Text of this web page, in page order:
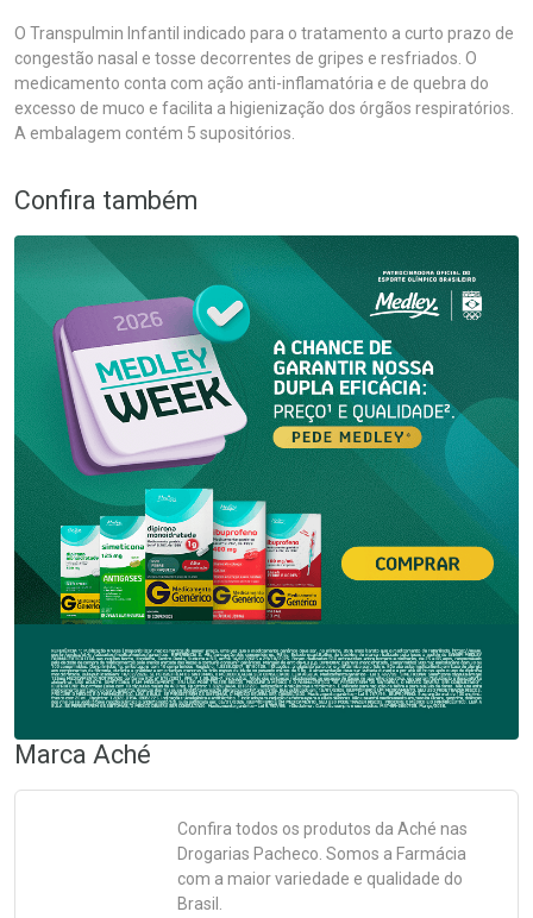
O Transpulmin Infantil indicado para o tratamento a curto prazo de
congestão nasal e tosse decorrentes de gripes e resfriados. O
medicamento conta com ação anti-inflamatória e de quebra do
excesso de muco e facilita a higienização dos órgãos respiratórios.
A embalagem contém 5 supositórios.
Confira também
Marca Aché
Confira todos os produtos da Aché nas
Drogarias Pacheco. Somos a Farmácia
com a maior variedade e qualidade do
Brasil.